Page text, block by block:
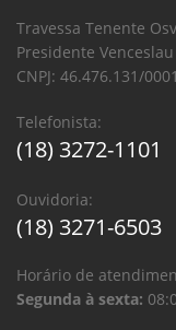
Travessa Tenente
Presidente Venceslau
CNPJ: 46.476.131/
Telefonista:
(18) 3272-1101
Ouvidoria:
(18) 3271-6503
Horário de
Segunda à sexta: